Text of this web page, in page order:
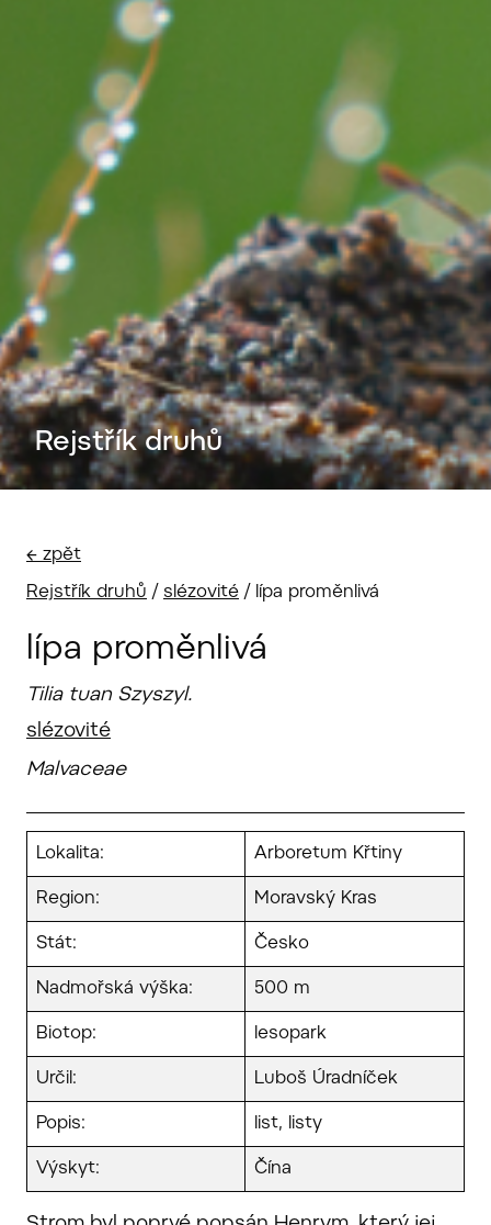
Rejstřík druhů
← zpět
Rejstřík druhů / slézovité / lípa proměnlivá
lípa proměnlivá
Tilia tuan Szyszyl.
slézovité
Malvaceae
Lokalita: Arboretum Křtiny
Region: Moravský Kras
Stát: Česko
Nadmořská výška: 500 m
Biotop: lesopark
Určil: Luboš Úradníček
Popis: list, listy
Výskyt: Čína